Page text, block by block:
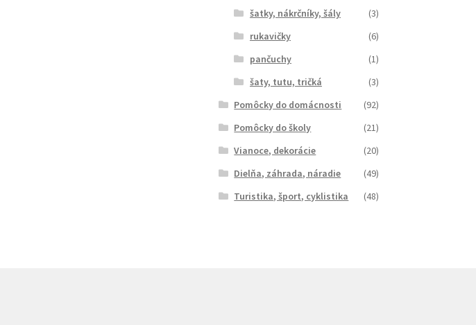
šatky, nákrčníky, šály
(3)
rukavičky
(6)
pančuchy
(1)
šaty, tutu, tričká
(3)
Pomôcky do domácnosti
(92)
Pomôcky do školy
(21)
Vianoce, dekorácie
(20)
Dielňa, záhrada, náradie
(49)
Turistika, šport, cyklistika
(48)